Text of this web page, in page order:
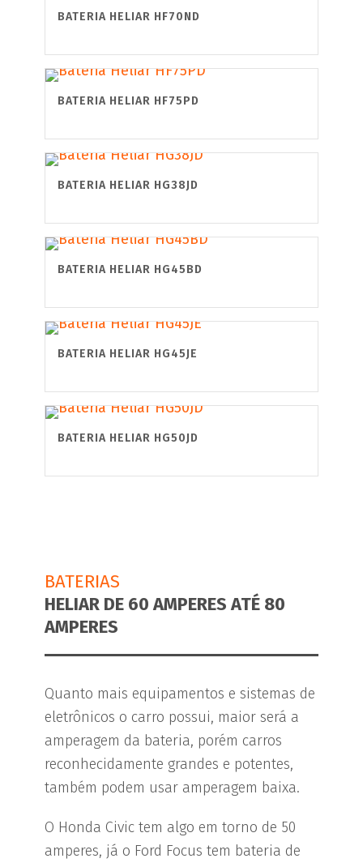
BATERIA HELIAR HF70ND
BATERIA HELIAR HF75PD
BATERIA HELIAR HG38JD
BATERIA HELIAR HG45BD
BATERIA HELIAR HG45JE
BATERIA HELIAR HG50JD
BATERIAS
HELIAR DE 60 AMPERES ATÉ 80
AMPERES
Quanto mais equipamentos e sistemas de
eletrônicos o carro possui, maior será a
amperagem da bateria, porém carros
reconhecidamente grandes e potentes,
também podem usar amperagem baixa.
O Honda Civic tem algo em torno de 50
amperes, já o Ford Focus tem bateria de